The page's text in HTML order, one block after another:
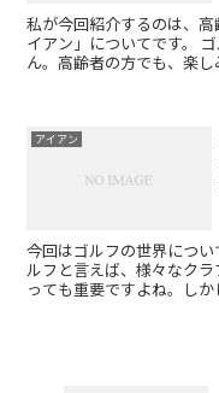
私が今回紹介するのは、
イアン」についてです。
ん。高齢者の方でも、楽
アイアン
今回はゴルフの世界につ
ルフと言えば、様々なク
っても重要ですよね。し